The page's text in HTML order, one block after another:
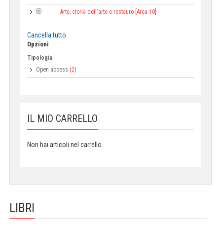
Arte, storia dell'arte e restauro [Area 10]
Cancella tutto
Opzioni
Tipologia
Open access (2)
IL MIO CARRELLO
Non hai articoli nel carrello.
LIBRI